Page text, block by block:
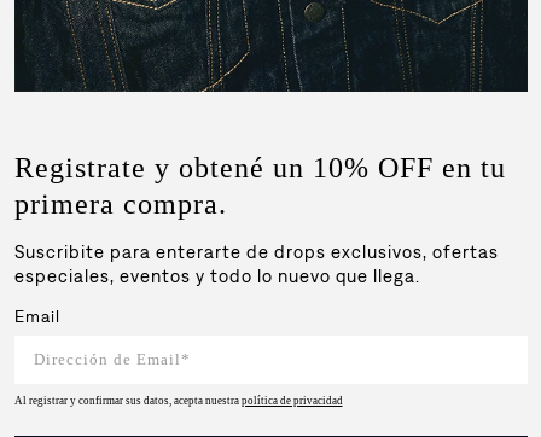
Registrate y obtené un 10% OFF en tu
primera compra.
Suscribite para enterarte de drops exclusivos, ofertas
especiales, eventos y todo lo nuevo que llega.
Email
Al registrar y confirmar sus datos, acepta nuestra política de privacidad